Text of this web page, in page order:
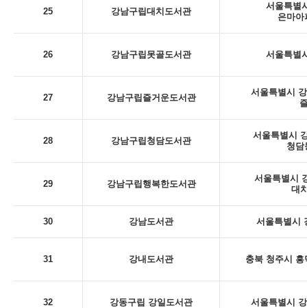
25 강남구립대치도서관
서울특별
은마아
26 강남구립못골도서관 서울특별
27 강남구립즐거운도서관
서울특별시
28 강남구립청담도서관
서울특별시
청담
29 강남구립행복한도서관
서울특별시
대
30 강남도서관 서울특별시
31 강내도서관 충북 청주시
32 강동구립 강일도서관 서울특별시